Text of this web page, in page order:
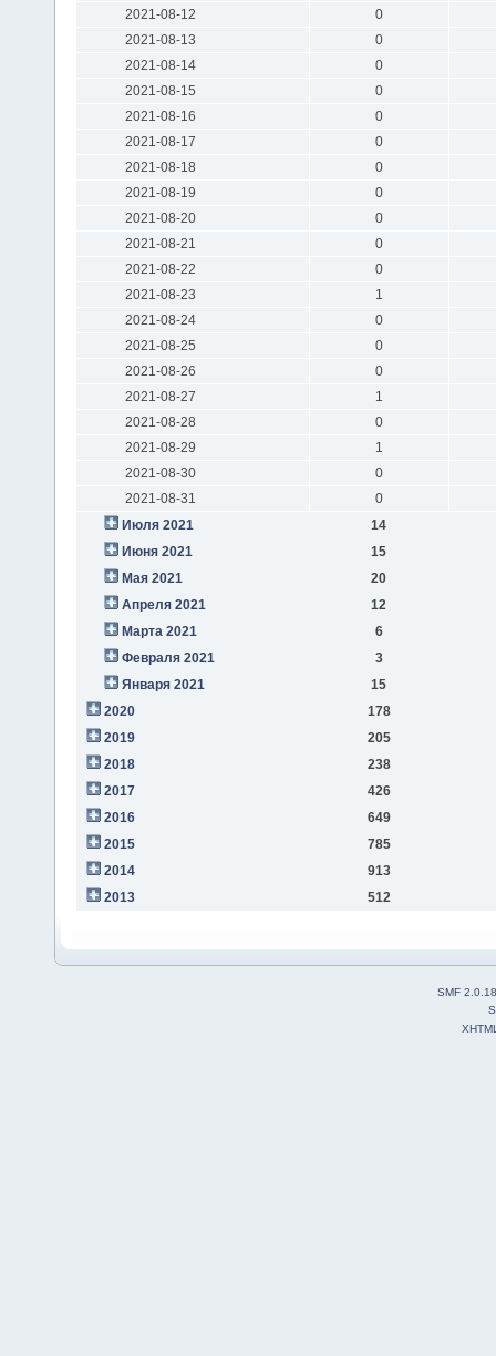
2021-08-12
0
2021-08-13
0
2021-08-14
0
2021-08-15
0
2021-08-16
0
2021-08-17
0
2021-08-18
0
2021-08-19
0
2021-08-20
0
2021-08-21
0
2021-08-22
0
2021-08-23
1
2021-08-24
0
2021-08-25
0
2021-08-26
0
2021-08-27
1
2021-08-28
0
2021-08-29
1
2021-08-30
0
2021-08-31
0
Июля 2021
14
Июня 2021
15
Мая 2021
20
Апреля 2021
12
Марта 2021
6
Февраля 2021
3
Января 2021
15
2020
178
2019
205
2018
238
2017
426
2016
649
2015
785
2014
913
2013
512
SMF 2.0.18